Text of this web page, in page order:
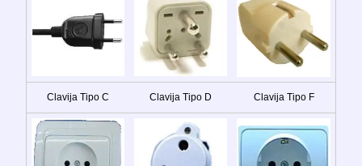
Clavija Tipo C Clavija Tipo D Clavija Tipo F